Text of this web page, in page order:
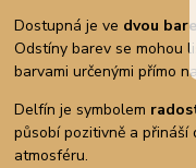
Dostupná je ve dvou
Odstíny barev se mohou
barvami určenými přímo
Delfín je symbolem
působí pozitivně a
atmosféru.